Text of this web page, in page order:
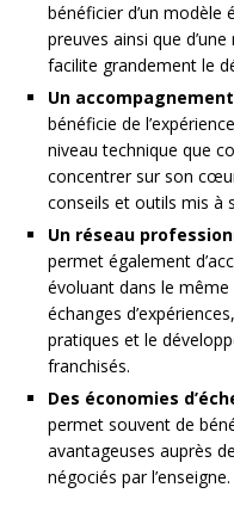
bénéficier d’un
preuves ainsi que
facilite grandement le
Un
bénéficie de
niveau technique que
concentrer sur son
conseils et outils mis à
Un réseau
permet également
évoluant dans le même
échanges
pratiques et le
franchisés.
Des économies
permet souvent de
avantageuses auprès
négociés par l’enseigne.